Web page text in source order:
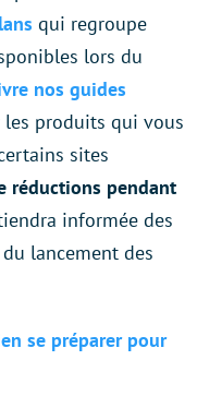
qui regroupe
lors du
nos guides
produits qui vous
sites
réductions pendant
informée des
lancement des
se préparer pour